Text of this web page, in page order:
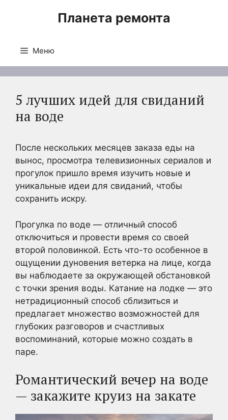
Планета ремонта
Меню
5 лучших идей для свиданий
на воде
После нескольких месяцев заказа еды на
вынос, просмотра телевизионных сериалов и
прогулок пришло время изучить новые и
уникальные идеи для свиданий, чтобы
сохранить искру.
Прогулка по воде — отличный способ
отключиться и провести время со своей
второй половинкой. Есть что-то особенное в
ощущении дуновения ветерка на лице, когда
вы наблюдаете за окружающей обстановкой
с точки зрения воды. Катание на лодке — это
нетрадиционный способ сблизиться и
предлагает множество возможностей для
глубоких разговоров и счастливых
воспоминаний, которые можно создать в
паре.
Романтический вечер на воде
— закажите круиз на закате